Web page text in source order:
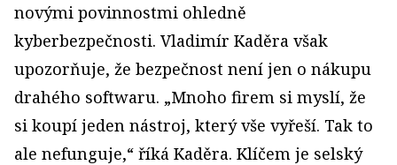
novými povinnostmi ohledně
kyberbezpečnosti. Vladimír Kaděra však
upozorňuje, že bezpečnost není jen o nákupu
drahého softwaru. „Mnoho firem si myslí, že
si koupí jeden nástroj, který vše vyřeší. Tak to
ale nefunguje,“ říká Kaděra. Klíčem je selský